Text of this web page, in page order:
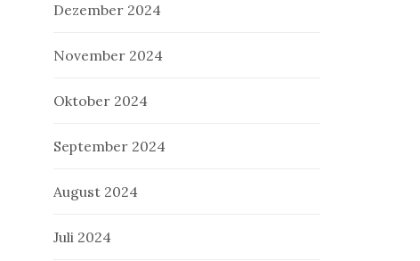
Dezember 2024
November 2024
Oktober 2024
September 2024
August 2024
Juli 2024